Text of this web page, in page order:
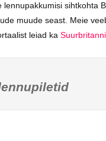
sihtkohta
muude seast. Meie
leiad ka